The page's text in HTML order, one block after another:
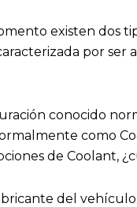
existen dos
por ser
conocido
como
de Coolant,
del